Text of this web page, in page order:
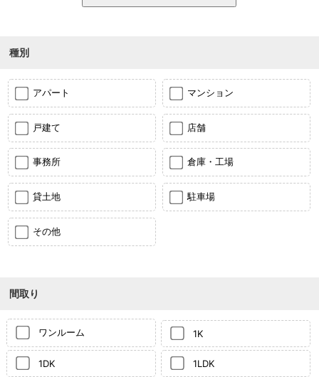
種別
アパート マンション
戸建て 店舗
事務所 倉庫・工場
貸土地 駐車場
その他
間取り
ワンルーム 1K
1DK 1LDK